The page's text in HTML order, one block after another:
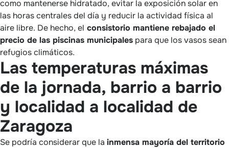
como mantenerse hidratado, evitar la exposición solar en
las horas centrales del día y reducir la actividad física al
aire libre. De hecho, el consistorio mantiene rebajado el
precio de las piscinas municipales para que los vasos sean
refugios climáticos.
Las temperaturas máximas
de la jornada, barrio a barrio
y localidad a localidad de
Zaragoza
Se podría considerar que la inmensa mayoría del territorio